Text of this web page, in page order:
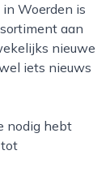
Woerden is
aan
nieuwe
iets nieuws
tot